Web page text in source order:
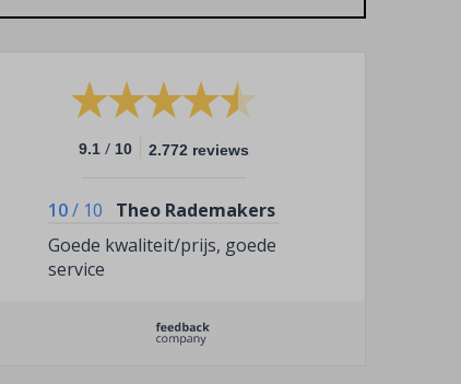
9.1 / 10 2.772 reviews
10/ 10
Theo Rademakers
Goede kwaliteit/prijs, goede
service